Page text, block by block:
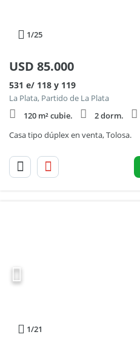
1/25
USD 85.000
531 e/ 118 y 119
La Plata, Partido de La Plata
120 m² cubie.
2 dorm.
Casa tipo dúplex en venta, Tolosa.
1/21